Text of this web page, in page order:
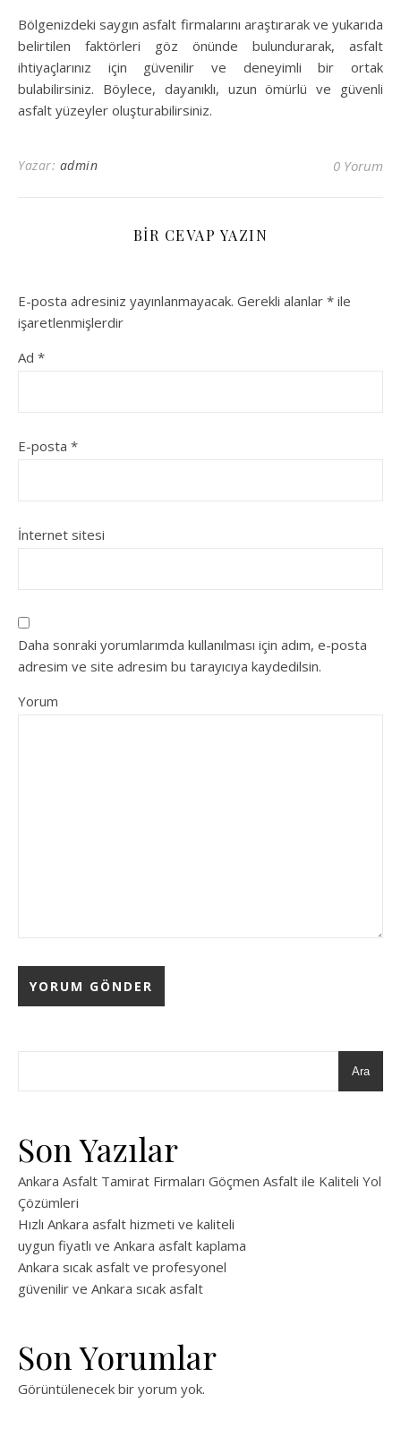
Bölgenizdeki saygın asfalt firmalarını araştırarak ve yukarıda
belirtilen faktörleri göz önünde bulundurarak, asfalt
ihtiyaçlarınız için güvenilir ve deneyimli bir ortak
bulabilirsiniz. Böylece, dayanıklı, uzun ömürlü ve güvenli
asfalt yüzeyler oluşturabilirsiniz.
Yazar: admin 0 Yorum
BIR CEVAP YAZIN
E-posta adresiniz yayınlanmayacak. Gerekli alanlar * ile
işaretlenmişlerdir
Ad *
E-posta *
İnternet sitesi
Daha sonraki yorumlarımda kullanılması için adım, e-posta
adresim ve site adresim bu tarayıcıya kaydedilsin.
Yorum
Ara
Son Yazılar
Ankara Asfalt Tamirat Firmaları Göçmen Asfalt ile Kaliteli Yol
Çözümleri
Hızlı Ankara asfalt hizmeti ve kaliteli
uygun fiyatlı ve Ankara asfalt kaplama
Ankara sıcak asfalt ve profesyonel
güvenilir ve Ankara sıcak asfalt
Son Yorumlar
Görüntülenecek bir yorum yok.